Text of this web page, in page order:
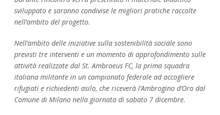
sviluppato e saranno condivise le migliori pratiche raccolte
nell’ambito del progetto.
Nell’ambito delle iniziative sulla sostenibilità sociale sono
previsti tre interventi e un momento di approfondimento sulle
attività realizzate dal St. Ambroeus FC, la prima squadra
italiana militante in un campionato federale ad accogliere
rifugiati e richiedenti asilo, che riceverà l’Ambrogino d’Oro dal
Comune di Milano nella giornata di sabato 7 dicembre.